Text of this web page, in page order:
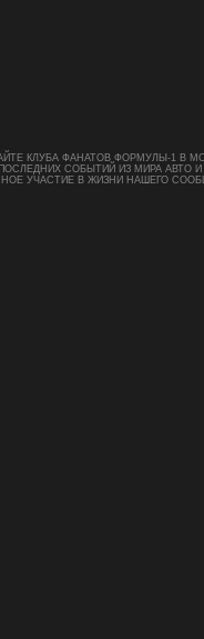
КЛУБА ФАНАТОВ ФОРМУЛЫ-1 В
СОБЫТИЙ ИЗ МИРА АВТО И
УЧАСТИЕ В ЖИЗНИ НАШЕГО